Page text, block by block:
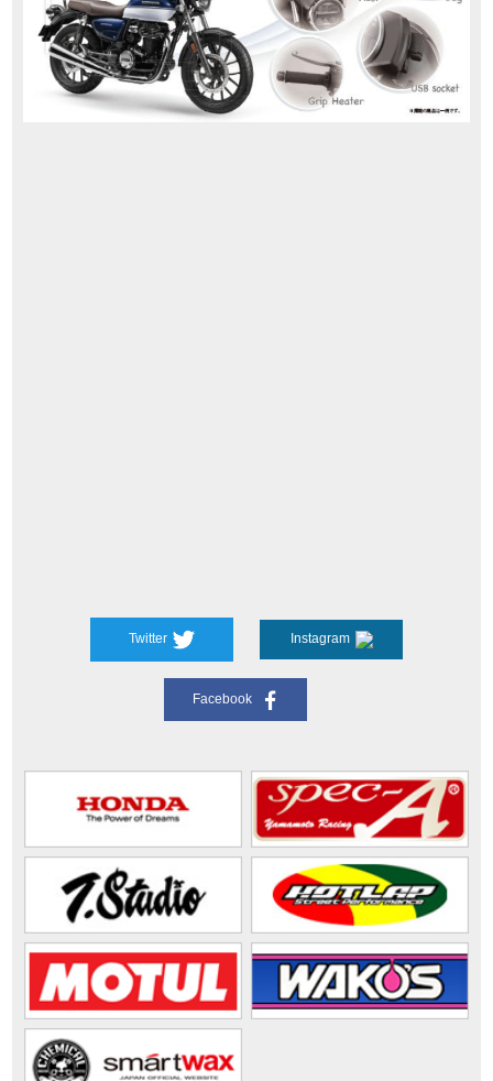
Twitter Instagram
Facebook